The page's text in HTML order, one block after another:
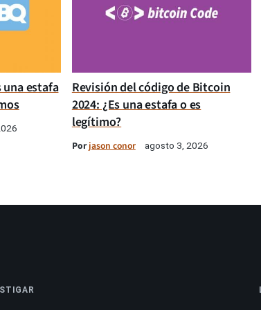
una estafa
Revisión del código de Bitcoin
2024: ¿Es una estafa o es
legítimo?
Porjason conor agosto 3, 2026